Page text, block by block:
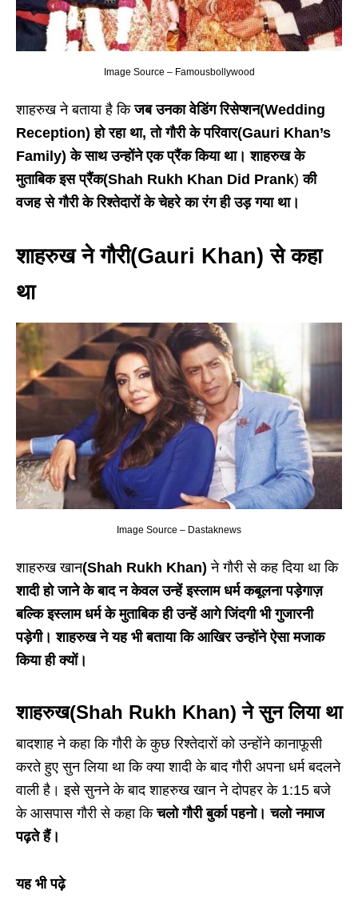
Image Source – Famousbollywood
शाहरुख ने बताया है किजब उनका वेडिंग रिसेप्शन(Wedding
Reception) हो रहा था, तो गौरी के परिवार(Gauri Khan’s
Family) के साथ उन्होंने एक प्रैंक किया था। शाहरुख के
मुताबिक इस प्रैंक(Shah Rukh Khan Did Prank) की
वजह से गौरी के रिश्तेदारों के चेहरे का रंग ही उड़ गया था।
शाहरुख ने गौरी(Gauri Khan) से कहा
था
Image Source – Dastaknews
शाहरुख खान(Shah Rukh Khan) ने गौरी से कह दिया था कि
शादी हो जाने के बाद न केवल उन्हें इस्लाम धर्म कबूलना पड़ेगाज़
बल्कि इस्लाम धर्म के मुताबिक ही उन्हें आगे जिंदगी भी गुजारनी
पड़ेगी। शाहरुख ने यह भी बताया कि आखिर उन्होंने ऐसा मजाक
किया ही क्यों।
शाहरुख(Shah Rukh Khan) ने सुन लिया था
बादशाह ने कहा कि गौरी के कुछ रिश्तेदारों को उन्होंने कानाफूसी
करते हुए सुन लिया था कि क्या शादी के बाद गौरी अपना धर्म बदलने
वाली है। इसे सुनने के बाद शाहरुख खान ने दोपहर के 1:15 बजे
के आसपास गौरी से कहा किचलो गौरी बुर्का पहनो। चलो नमाज
पढ़ते हैं।
यह भी पढ़े